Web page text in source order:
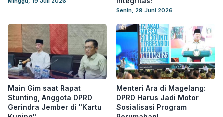
Senin, 29 Juni 2026
Main Gim saat Rapat
Stunting, Anggota DPRD
Gerindra Jember di "Kartu
Menteri Ara di Magelang:
DPRD Harus Jadi Motor
Sosialisasi Program